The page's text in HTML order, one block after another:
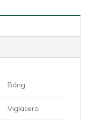
Bóng
Viglacera